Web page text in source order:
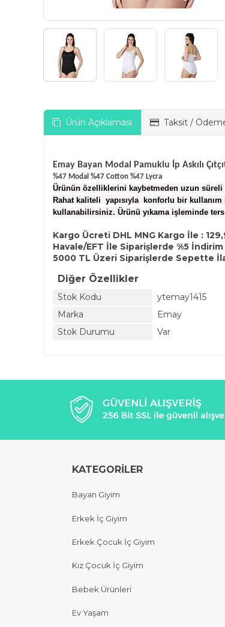
Ürün Açıklaması Taksit /
Emay Bayan Modal Pamuklu İp Askılı
%47 Modal %47 Cotton %47 Lycra
Ürünün özelliklerini kaybetmeden uzun süreli
Rahat kaliteli yapısıyla konforlu bir
kullanabilirsiniz. Ürünü yıkama işleminde
Kargo Ücreti DHL MNG Kargo İle :
Havale/EFT İle Siparişlerde %5 İndirim
5000 TL Üzeri Siparişlerde Sepette
Diğer Özellikler
Stok Kodu
ytemay1415
Marka
Emay
Stok Durumu
Var
KATEGORİLER
Bayan Giyim
Erkek İç Giyim
Erkek Çocuk İç Giyim
Kız Çocuk İç Giyim
Bebek Ürünleri
Ev Yaşam